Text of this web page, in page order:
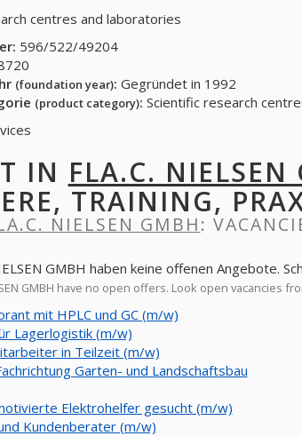
centres and laboratories
596/522/49204
(foundation year): Gegründet in 1992
(product category): Scientific research
IN FLA.C. NIELSEN
TRAINING,
NIELSEN GMBH:
GMBH haben keine offenen Angebote.
GMBH have no open offers. Look open vacancies
mit HPLC und GC (m/w)
Lagerlogistik (m/w)
in Teilzeit (m/w)
Garten- und Landschaftsbau
Elektrohelfer gesucht (m/w)
Kundenberater (m/w)